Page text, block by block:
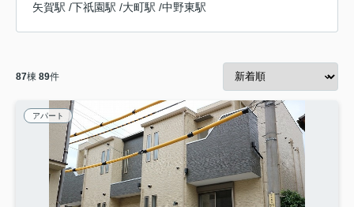
矢賀駅 /下祇園駅 /大町駅 /中野東駅
87棟 89件
アパート